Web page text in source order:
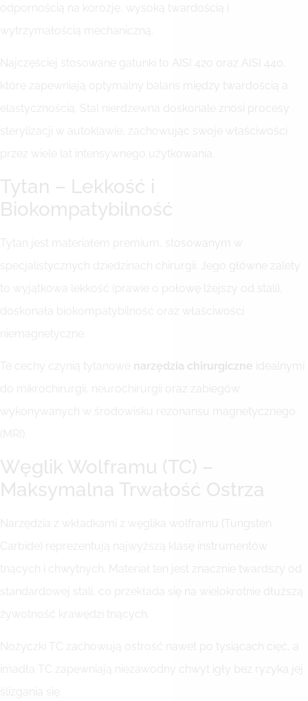
odpornością na korozję, wysoką twardością i
wytrzymałością mechaniczną.
Najczęściej stosowane gatunki to AISI 420 oraz AISI 440,
które zapewniają optymalny balans między twardością a
elastycznością. Stal nierdzewna doskonale znosi procesy
sterylizacji w autoklawie, zachowując swoje właściwości
przez wiele lat intensywnego użytkowania.
Tytan – Lekkość i
Biokompatybilność
Tytan jest materiałem premium, stosowanym w
specjalistycznych dziedzinach chirurgii. Jego główne zalety
to wyjątkowa lekkość (prawie o połowę lżejszy od stali),
doskonała biokompatybilność oraz właściwości
niemagnetyczne.
Te cechy czynią tytanowe narzędzia chirurgiczne idealnymi
do mikrochirurgii, neurochirurgii oraz zabiegów
wykonywanych w środowisku rezonansu magnetycznego
(MRI).
Węglik Wolframu (TC) –
Maksymalna Trwałość Ostrza
Narzędzia z wkładkami z węglika wolframu (Tungsten
Carbide) reprezentują najwyższą klasę instrumentów
tnących i chwytnych. Materiał ten jest znacznie twardszy od
standardowej stali, co przekłada się na wielokrotnie dłuższą
żywotność krawędzi tnących.
Nożyczki TC zachowują ostrość nawet po tysiącach cięć, a
imadła TC zapewniają niezawodny chwyt igły bez ryzyka jej
ślizgania się.